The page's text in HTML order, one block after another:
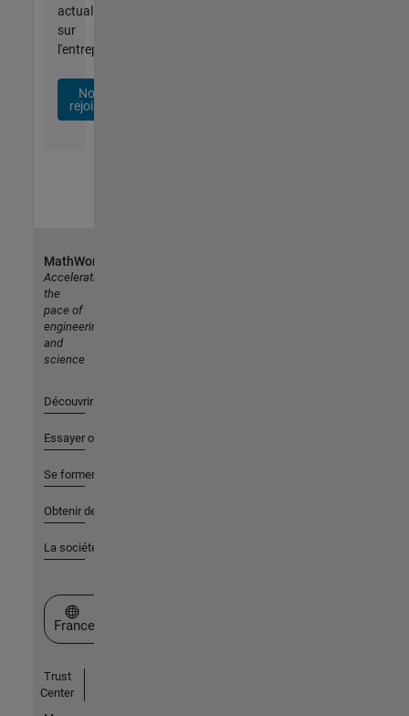
actualités
sur
l'entreprise.
Nous
rejoindre
MathWorks
Accelerating
the
pace of
engineering
and
science
Découvrir les produits
Essayer ou acheter
Se former
Obtenir de l'aide
La société
Sélectionner un site web
France
Trust
Center